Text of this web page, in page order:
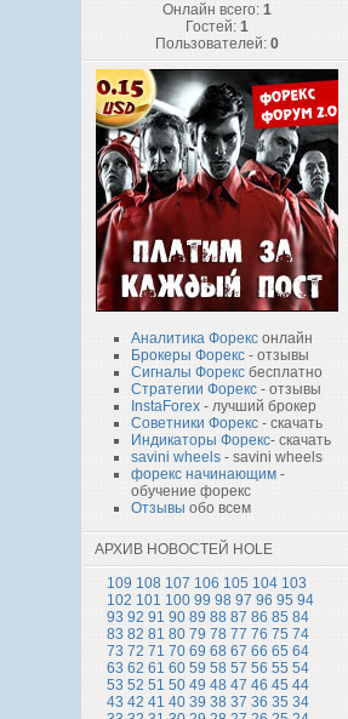
Онлайн всего:1
Гостей:1
Пользователей:0
Аналитика Форекс онлайн
Брокеры Форекс - отзывы
Сигналы Форекс бесплатно
Стратегии Форекс - отзывы
InstaForex - лучший брокер
Советники Форекс - скачать
Индикаторы Форекс- скачать
savini wheels - savini wheels
форекс начинающим -
обучение форекс
Отзывы обо всем
АРХИВ НОВОСТЕЙ HOLE
109 108 107 106 105 104 103
102 101 100 99 98 97 96 95 94
93 92 91 90 89 88 87 86 85 84
83 82 81 80 79 78 77 76 75 74
73 72 71 70 69 68 67 66 65 64
63 62 61 60 59 58 57 56 55 54
53 52 51 50 49 48 47 46 45 44
43 42 41 40 39 38 37 36 35 34